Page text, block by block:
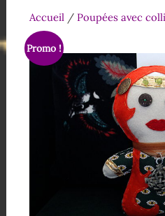
Accueil/ Poupées avec
Promo !